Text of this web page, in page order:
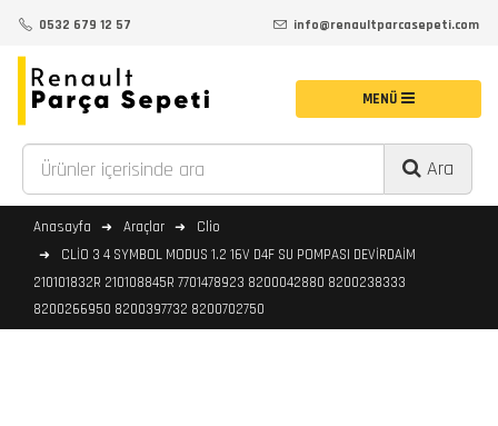
0532 679 12 57 info@renaultparcasepeti.com
Ara
Anasayfa Araçlar
Clio
CLİO 3 4 SYMBOL MODUS 1.2 16V D4F SU POMPASI DEVİRDAİM
210101832R 210108845R 7701478923 8200042880 8200238333
8200266950 8200397732 8200702750